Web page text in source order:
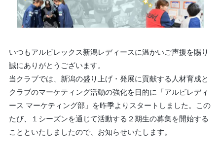
いつもアルビレックス新潟レディースに温かいご声援を賜り
誠にありがとうございます。
当クラブでは、新潟の盛り上げ・発展に貢献する人材育成と
クラブのマーケティング活動の強化を目的に「アルビレディ
ース マーケティング部」を昨季よりスタートしました。この
たび、１シーズンを通じて活動する２期生の募集を開始する
ことといたしましたので、お知らせいたします。